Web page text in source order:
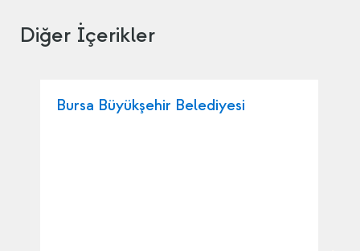
Diğer İçerikler
Bursa Büyükşehir Belediyesi